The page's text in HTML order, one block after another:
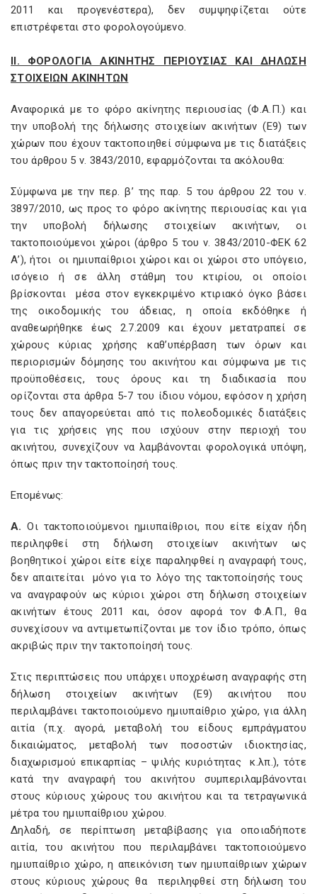
2011 και προγενέστερα), δεν συμψηφίζεται ούτε
επιστρέφεται στο φορολογούμενο.
ΙI. ΦΟΡΟΛΟΓΙΑ ΑΚΙΝΗΤΗΣ ΠΕΡΙΟΥΣΙΑΣ ΚΑΙ ΔΗΛΩΣΗ
ΣΤΟΙΧΕΙΩΝ ΑΚΙΝΗΤΩΝ
Αναφορικά με το φόρο ακίνητης περιουσίας (Φ.Α.Π.) και
την υποβολή της δήλωσης στοιχείων ακινήτων (Ε9) των
χώρων που έχουν τακτοποιηθεί σύμφωνα με τις διατάξεις
του άρθρου 5 ν. 3843/2010, εφαρμόζονται τα ακόλουθα:
Σύμφωνα με την περ. β’ της παρ. 5 του άρθρου 22 του ν.
3897/2010, ως προς το φόρο ακίνητης περιουσίας και για
την υποβολή δήλωσης στοιχείων ακινήτων, oι
τακτοποιούμενοι χώροι (άρθρο 5 του ν. 3843/2010-ΦΕΚ 62
Α’), ήτοι οι ημιυπαίθριοι χώροι και οι χώροι στο υπόγειο,
ισόγειο ή σε άλλη στάθμη του κτιρίου, οι οποίοι
βρίσκονται μέσα στον εγκεκριμένο κτιριακό όγκο βάσει
της οικοδομικής του άδειας, η οποία εκδόθηκε ή
αναθεωρήθηκε έως 2.7.2009 και έχουν μετατραπεί σε
χώρους κύριας χρήσης καθ’υπέρβαση των όρων και
περιορισμών δόμησης του ακινήτου και σύμφωνα με τις
προϋποθέσεις, τους όρους και τη διαδικασία που
ορίζονται στα άρθρα 5-7 του ίδιου νόμου, εφόσον η χρήση
τους δεν απαγορεύεται από τις πολεοδομικές διατάξεις
για τις χρήσεις γης που ισχύουν στην περιοχή του
ακινήτου, συνεχίζουν να λαμβάνονται φορολογικά υπόψη,
όπως πριν την τακτοποίησή τους.
Επομένως:
Α. Οι τακτοποιούμενοι ημιυπαίθριοι, που είτε είχαν ήδη
περιληφθεί στη δήλωση στοιχείων ακινήτων ως
βοηθητικοί χώροι είτε είχε παραληφθεί η αναγραφή τους,
δεν απαιτείται μόνο για το λόγο της τακτοποίησής τους
να αναγραφούν ως κύριοι χώροι στη δήλωση στοιχείων
ακινήτων έτους 2011 και, όσον αφορά τον Φ.Α.Π., θα
συνεχίσουν να αντιμετωπίζονται με τον ίδιο τρόπο, όπως
ακριβώς πριν την τακτοποίησή τους.
Στις περιπτώσεις που υπάρχει υποχρέωση αναγραφής στη
δήλωση στοιχείων ακινήτων (Ε9) ακινήτου που
περιλαμβάνει τακτοποιούμενο ημιυπαίθριο χώρο, για άλλη
αιτία (π.χ. αγορά, μεταβολή του είδους εμπράγματου
δικαιώματος, μεταβολή των ποσοστών ιδιοκτησίας,
διαχωρισμού επικαρπίας – ψιλής κυριότητας κ.λπ.), τότε
κατά την αναγραφή του ακινήτου συμπεριλαμβάνονται
στους κύριους χώρους του ακινήτου και τα τετραγωνικά
μέτρα του ημιυπαίθριου χώρου.
Δηλαδή, σε περίπτωση μεταβίβασης για οποιαδήποτε
αιτία, του ακινήτου που περιλαμβάνει τακτοποιούμενο
ημιυπαίθριο χώρο, η απεικόνιση των ημιυπαίθριων χώρων
στους κύριους χώρους θα περιληφθεί στη δήλωση του